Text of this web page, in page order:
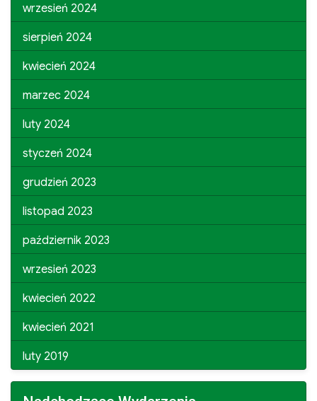
wrzesień 2024
sierpień 2024
kwiecień 2024
marzec 2024
luty 2024
styczeń 2024
grudzień 2023
listopad 2023
październik 2023
wrzesień 2023
kwiecień 2022
kwiecień 2021
luty 2019